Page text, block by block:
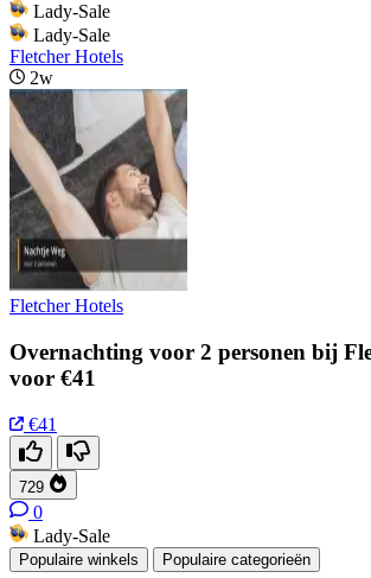
Lady-Sale
Lady-Sale
Fletcher Hotels
2w
Fletcher Hotels
Overnachting voor 2 personen bij
voor €41
€41
729
0
Lady-Sale
Populaire winkels Populaire categorieën